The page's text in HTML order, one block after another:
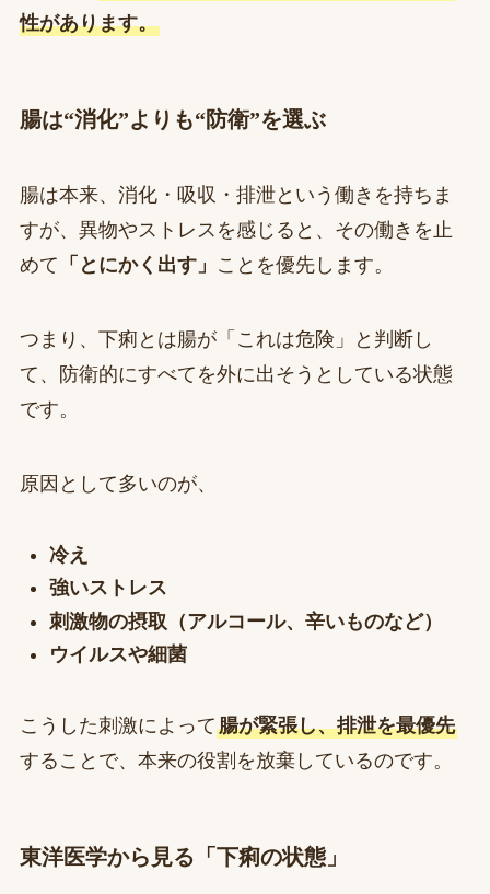
性があります。
腸は“消化”よりも“防衛”を選ぶ
腸は本来、消化・吸収・排泄という働きを持ちま
すが、異物やストレスを感じると、その働きを止
めて 「とにかく出す」 ことを優先します。
つまり、下痢とは腸が「これは危険」と判断し
て、防衛的にすべてを外に出そうとしている状態
です。
原因として多いのが、
冷え
強いストレス
刺激物の摂取（アルコール、辛いものなど）
ウイルスや細菌
こうした刺激によって腸が緊張し、排泄を最優先
することで、本来の役割を放棄しているのです。
東洋医学から見る「下痢の状態」